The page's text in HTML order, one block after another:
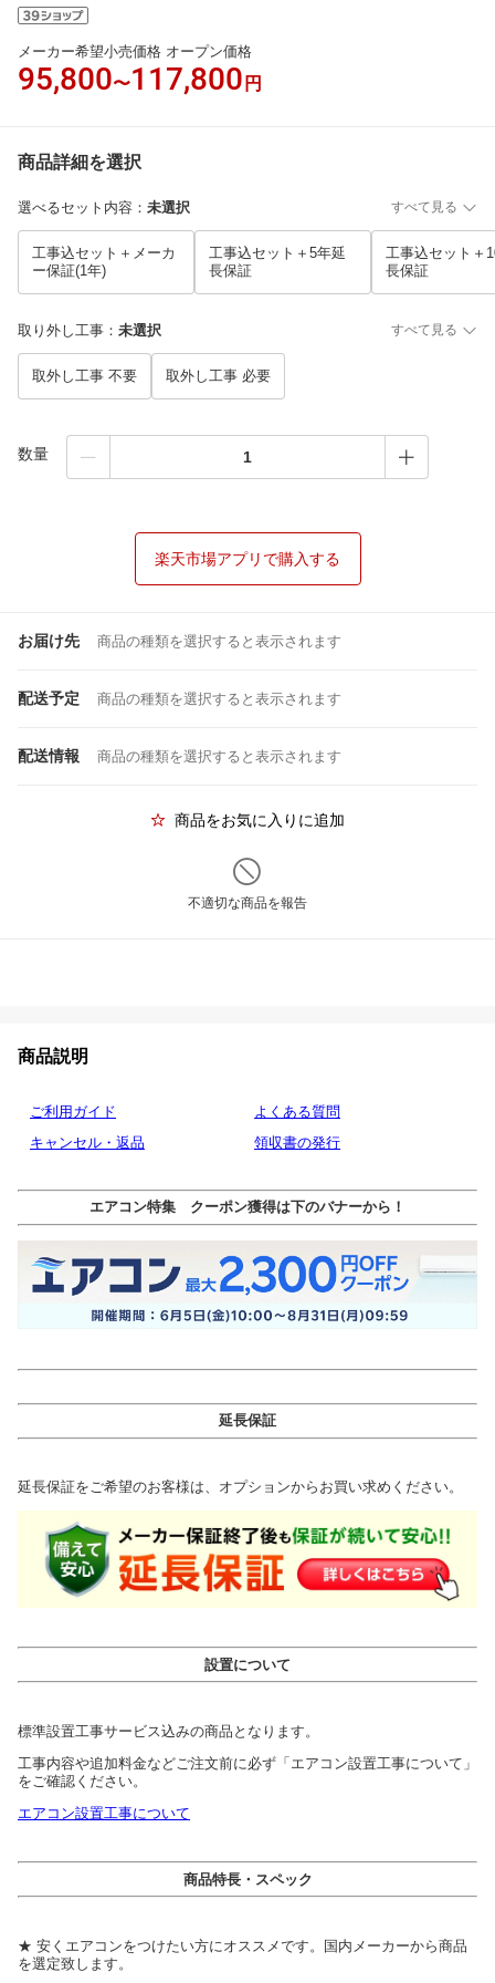
メーカー希望小売価格 オープン価格
95,800〜117,800 円
商品詳細を選択
選べるセット内容 ： 未選択 すべて見る
工事込セット＋メーカ
ー保証(1年)
工事込セット＋5年延
長保証
工事込セット＋
長保証
取り外し工事 ： 未選択 すべて見る
取外し工事 不要 取外し工事 必要
数量
楽天市場アプリで購入する
お届け先 商品の種類を選択すると表示されます
配送予定 商品の種類を選択すると表示されます
配送情報 商品の種類を選択すると表示されます
商品をお気に入りに追加
不適切な商品を報告
商品説明
ご利用ガイド
よくある質問
キャンセル・返品
領収書の発行
エアコン特集 クーポン獲得は下のバナーから！
延長保証
延長保証をご希望のお客様は、オプションからお買い求めください。
設置について
標準設置工事サービス込みの商品となります。
工事内容や追加料金などご注文前に必ず「エアコン設置工事について」
をご確認ください。
エアコン設置工事について
商品特長・スペック
★ 安くエアコンをつけたい方にオススメです。国内メーカーから商品
を選定致します。